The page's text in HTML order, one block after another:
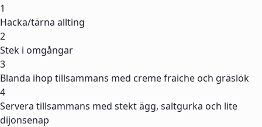
1
Hacka/tärna allting
2
Stek i omgångar
3
Blanda ihop tillsammans med creme fraiche och gräslök
4
Servera tillsammans med stekt ägg, saltgurka och lite
dijonsenap